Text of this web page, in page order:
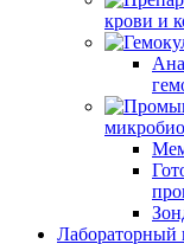
крови и
Лабораторный